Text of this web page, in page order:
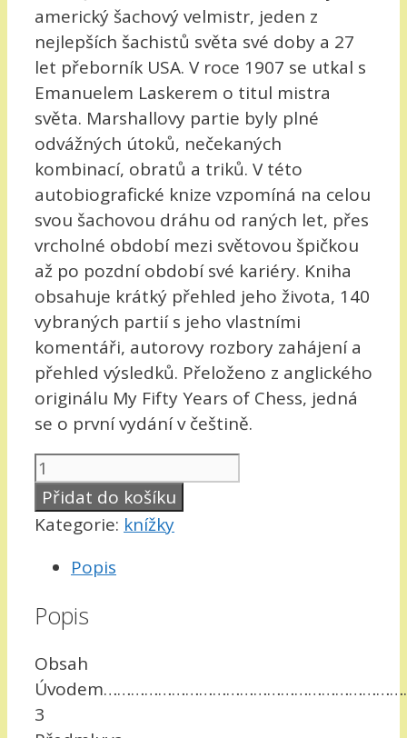
americký šachový velmistr, jeden z
nejlepších šachistů světa své doby a 27
let přeborník USA. V roce 1907 se utkal s
Emanuelem Laskerem o titul mistra
světa. Marshallovy partie byly plné
odvážných útoků, nečekaných
kombinací, obratů a triků. V této
autobiografické knize vzpomíná na celou
svou šachovou dráhu od raných let, přes
vrcholné období mezi světovou špičkou
až po pozdní období své kariéry. Kniha
obsahuje krátký přehled jeho života, 140
vybraných partií s jeho vlastními
komentáři, autorovy rozbory zahájení a
přehled výsledků. Přeloženo z anglického
originálu My Fifty Years of Chess, jedná
se o první vydání v češtině.
Mých
50
let
šachu
Přidat do košíku
Kategorie: knížky
Popis
Popis
Obsah
3